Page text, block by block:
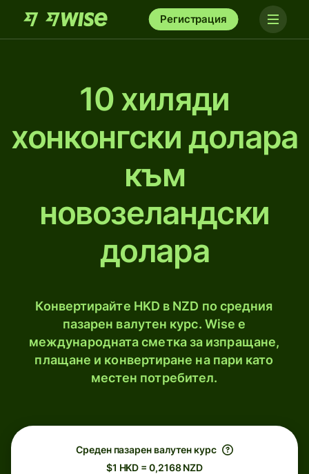
Регистрация
10 хиляди
хонконгски долара
към
новозеландски
долара
Конвертирайте HKD в NZD по средния
пазарен валутен курс. Wise е
международната сметка за изпращане,
плащане и конвертиране на пари като
местен потребител.
Среден пазарен валутен курс
$1 HKD = 0,2168 NZD